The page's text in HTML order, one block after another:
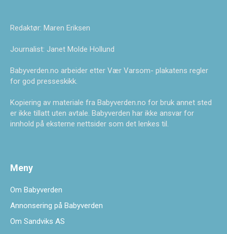
Redaktør: Maren Eriksen
Journalist: Janet Molde Hollund
Babyverden.no arbeider etter Vær Varsom- plakatens regler
for god presseskikk.
Kopiering av materiale fra Babyverden.no for bruk annet sted
er ikke tillatt uten avtale. Babyverden har ikke ansvar for
innhold på eksterne nettsider som det lenkes til.
Meny
Om Babyverden
Annonsering på Babyverden
Om Sandviks AS